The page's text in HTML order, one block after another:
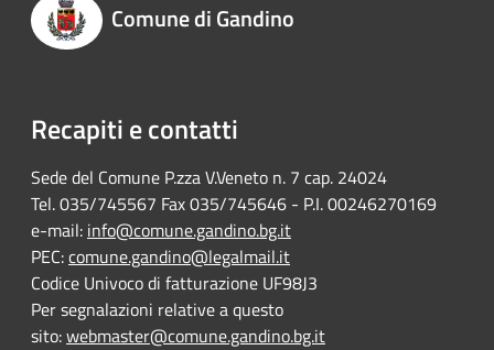
Comune di Gandino
Recapiti e contatti
Sede del Comune P.zza V.Veneto n. 7 cap. 24024
Tel. 035/745567 Fax 035/745646 - P.I. 00246270169
e-mail: info@comune.gandino.bg.it
PEC:comune.gandino@legalmail.it
Codice Univoco di fatturazione UF98J3
Per segnalazioni relative a questo
sito:webmaster@comune.gandino.bg.it